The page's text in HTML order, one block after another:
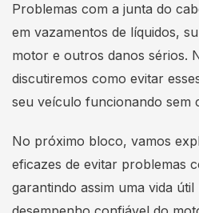
Problemas com a junta do
em vazamentos de líquidos,
motor e outros danos sérios.
discutiremos como evitar
seu veículo funcionando sem
No próximo bloco, vamos
eficazes de evitar problemas
garantindo assim uma vida útil